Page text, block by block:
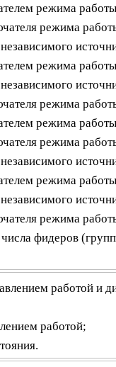
режима работы
режима
режима
режима
режима работы
режима
режима
режима
фидеров
работой и
работой;